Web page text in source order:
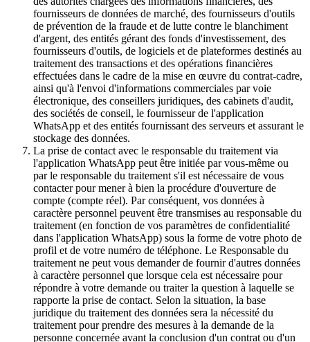
fournisseurs de données de marché, des fournisseurs d'outils
de prévention de la fraude et de lutte contre le blanchiment
d'argent, des entités gérant des fonds d'investissement, des
fournisseurs d'outils, de logiciels et de plateformes destinés au
traitement des transactions et des opérations financières
effectuées dans le cadre de la mise en œuvre du contrat-cadre,
ainsi qu'à l'envoi d'informations commerciales par voie
électronique, des conseillers juridiques, des cabinets d'audit,
des sociétés de conseil, le fournisseur de l'application
WhatsApp et des entités fournissant des serveurs et assurant le
stockage des données.
La prise de contact avec le responsable du traitement via
l'application WhatsApp peut être initiée par vous-même ou
par le responsable du traitement s'il est nécessaire de vous
contacter pour mener à bien la procédure d'ouverture de
compte (compte réel). Par conséquent, vos données à
caractère personnel peuvent être transmises au responsable du
traitement (en fonction de vos paramètres de confidentialité
dans l'application WhatsApp) sous la forme de votre photo de
profil et de votre numéro de téléphone. Le Responsable du
traitement ne peut vous demander de fournir d'autres données
à caractère personnel que lorsque cela est nécessaire pour
répondre à votre demande ou traiter la question à laquelle se
rapporte la prise de contact. Selon la situation, la base
juridique du traitement des données sera la nécessité du
traitement pour prendre des mesures à la demande de la
personne concernée avant la conclusion d'un contrat ou d'un